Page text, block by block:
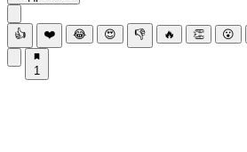
👍 ❤️ 😂 😍 👎 🔥 👏 😮
1